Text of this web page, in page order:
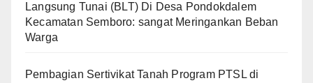
Langsung Tunai (BLT) Di Desa Pondokdalem
Kecamatan Semboro: sangat Meringankan Beban
Warga
Pembagian Sertivikat Tanah Program PTSL di